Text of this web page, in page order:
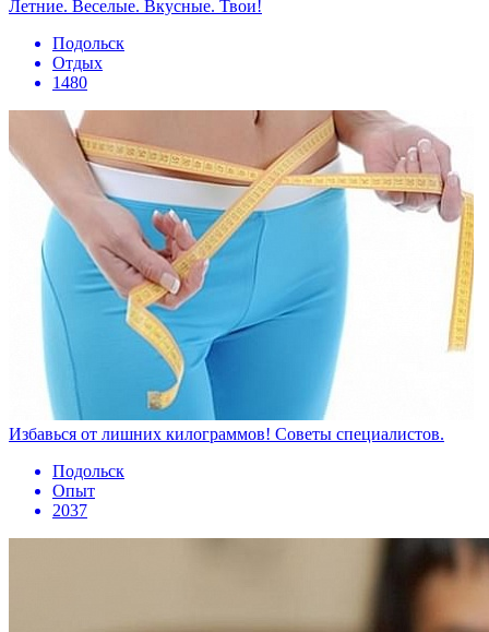
Летние. Веселые. Вкусные. Твои!
Подольск
Отдых
1480
Избавься от лишних килограммов! Советы специалистов.
Подольск
Опыт
2037